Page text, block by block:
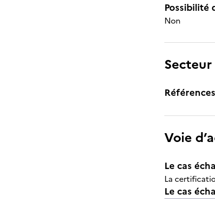
Possibilité
Non
Voie
Le cas
La
Le cas